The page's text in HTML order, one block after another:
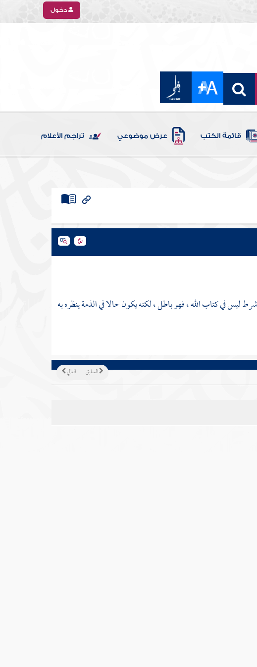
دخول
قائمة الكتب عرض موضوعي تراجم الأعلام
ليس في كتاب الله ، فهو باطل ، لكنه يكون حالا في الذمة ينظره به
التالي السابق